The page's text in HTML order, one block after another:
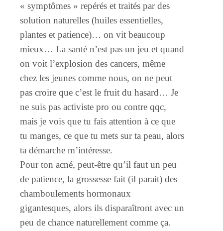
« symptômes » repérés et traités par des
solution naturelles (huiles essentielles,
plantes et patience)… on vit beaucoup
mieux… La santé n’est pas un jeu et quand
on voit l’explosion des cancers, même
chez les jeunes comme nous, on ne peut
pas croire que c’est le fruit du hasard… Je
ne suis pas activiste pro ou contre qqc,
mais je vois que tu fais attention à ce que
tu manges, ce que tu mets sur ta peau, alors
ta démarche m’intéresse.
Pour ton acné, peut-être qu’il faut un peu
de patience, la grossesse fait (il parait) des
chamboulements hormonaux
gigantesques, alors ils disparaîtront avec un
peu de chance naturellement comme ça.